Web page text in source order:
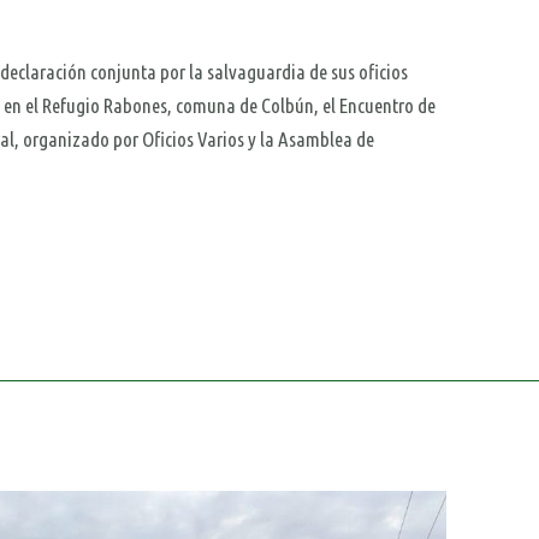
conjunta por la salvaguardia de sus oficios
el Refugio Rabones, comuna de Colbún, el Encuentro de
organizado por Oficios Varios y la Asamblea de